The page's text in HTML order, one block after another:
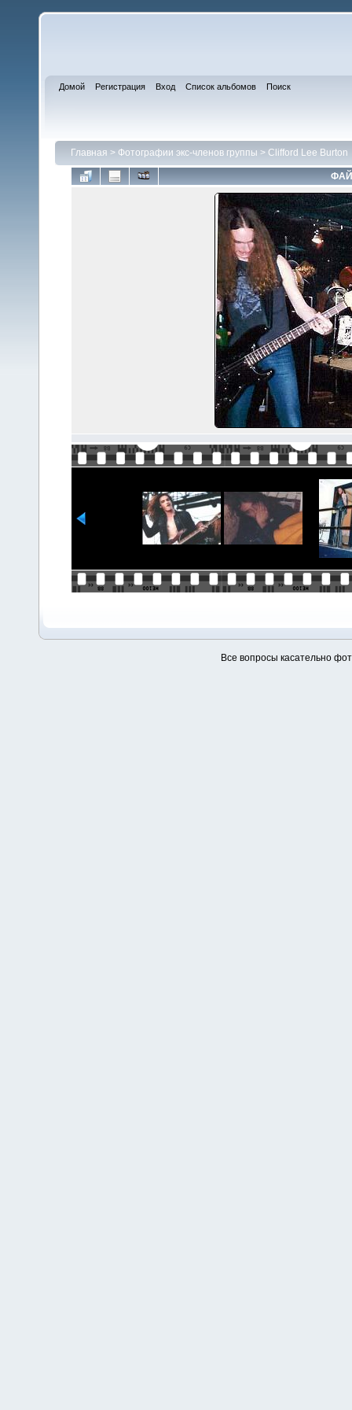
Домой Регистрация Вход Список альбомов Поиск
Главная > Фотографии экс-членов группы > Clifford Lee Burton
Все вопросы касательно